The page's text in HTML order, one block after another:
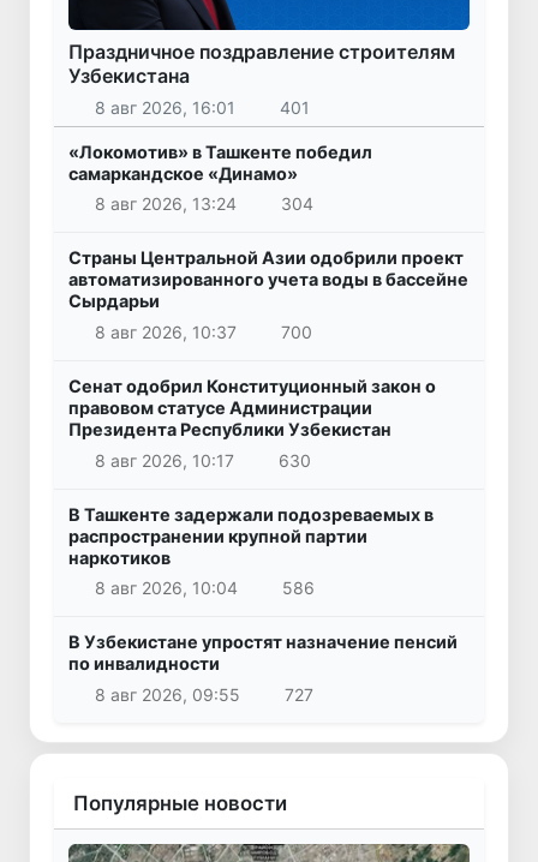
Праздничное поздравление строителям
Узбекистана
8 авг 2026, 16:01 401
«Локомотив» в Ташкенте победил
самаркандское «Динамо»
8 авг 2026, 13:24
304
Страны Центральной Азии одобрили проект
автоматизированного учета воды в бассейне
Сырдарьи
8 авг 2026, 10:37
700
Сенат одобрил Конституционный закон о
правовом статусе Администрации
Президента Республики Узбекистан
8 авг 2026, 10:17
630
В Ташкенте задержали подозреваемых в
распространении крупной партии
наркотиков
8 авг 2026, 10:04
586
В Узбекистане упростят назначение пенсий
по инвалидности
8 авг 2026, 09:55
727
Популярные новости